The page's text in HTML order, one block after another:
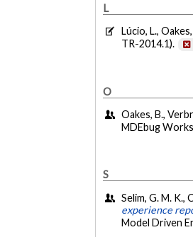
L
Lúcio, L.,
TR-2014.1).
O
Oakes, B.,
MDEbug
S
Selim, G. M. K.,
experience
Model Driven